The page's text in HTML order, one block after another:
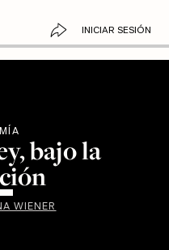
INICIAR SESIÓN
bajo la
WIENER